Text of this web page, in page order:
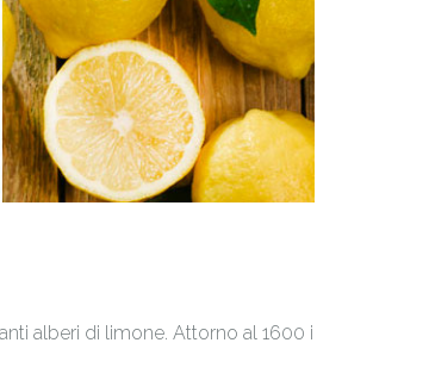
alberi di limone. Attorno al 1600 i